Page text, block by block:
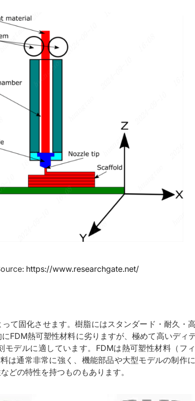
https://www.researchgate.net/
て固化させます。樹脂にはスタンダード・耐久・
FDM熱可塑性材料に劣りますが、極めて高いディ
デルに適しています。FDMは熱可塑性材料（フ
は通常非常に強く、機能部品や大型モデルの制作
どの特性を持つものもあります。